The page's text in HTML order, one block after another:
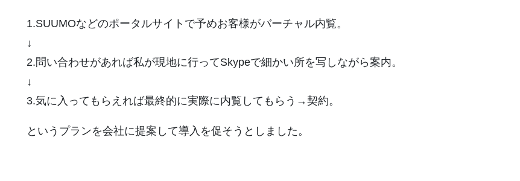
1.SUUMOなどのポータルサイトで予めお客様がバーチャル内覧。
↓
2.問い合わせがあれば私が現地に行ってSkypeで細かい所を写しながら案内。
↓
3.気に入ってもらえれば最終的に実際に内覧してもらう→契約。
というプランを会社に提案して導入を促そうとしました。